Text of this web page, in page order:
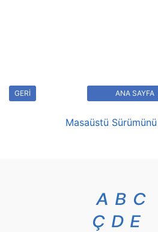
GERİ ANA SAYFA
Masaüstü
A B C
Ç D E